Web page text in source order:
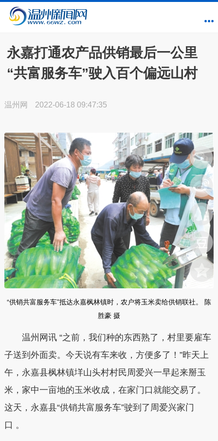
永嘉打通农产品供销最后一公里
“共富服务车”驶入百个偏远山村
温州网 2022-06-18 09:47:35
“供销共富服务车”抵达永嘉枫林镇时，农户将玉米卖给供销联社。 陈
胜豪 摄
温州网讯 “之前，我们种的东西熟了，村里要雇车
子送到外面卖。今天说有车来收，方便多了！”昨天上
午，永嘉县枫林镇垟山头村村民周爱兴一早起来掰玉
米，家中一亩地的玉米收成，在家门口就能交易了。
这天，永嘉县“供销共富服务车”驶到了周爱兴家门
口 。